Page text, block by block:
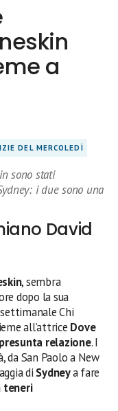
a
DEL MERCOLEDÌ
sono stati
i due sono una
David
, sembra
dopo la sua
Chi
all’attrice Dove
presunta relazione. I
San Paolo a New
di Sydneya fare
teneri